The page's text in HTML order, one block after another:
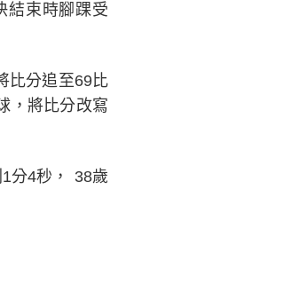
結束時腳踝受
比分追至69比
，將比分改寫
分4秒， 38歲